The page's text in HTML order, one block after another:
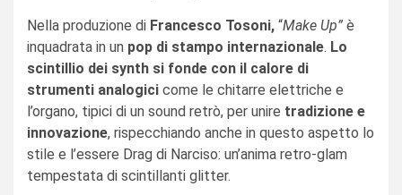
Nella produzione di Francesco Tosoni, “Make Up” è
inquadrata in un pop di stampo internazionale. Lo
scintillio dei synth si fonde con il calore di
strumenti analogici come le chitarre elettriche e
l’organo, tipici di un sound retrò, per unire tradizione e
innovazione, rispecchiando anche in questo aspetto lo
stile e l’essere Drag di Narciso: un’anima retro-glam
tempestata di scintillanti glitter.